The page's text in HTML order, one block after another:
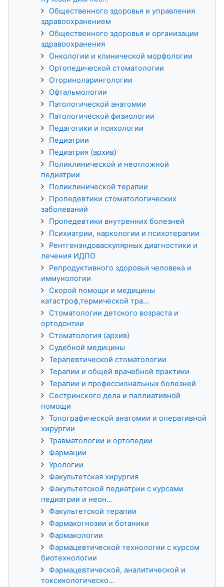
Общественного здоровья и управления
здравоохранением
Общественного здоровья и организации
здравоохранения
Онкологии и клинической морфологии
Ортопедической стоматологии
Оториноларингологии
Офтальмологии
Патологической анатомии
Патологической физиологии
Педагогики и психологии
Педиатрии
Педиатрия (архив)
Поликлинической и неотложной
педиатрии
Поликлинической терапии
Пропедевтики стоматологических
заболеваний
Пропедевтики внутренних болезней
Психиатрии, наркологии и психотерапии
Рентгенэндоваскулярных диагностики и
лечения ИДПО
Репродуктивного здоровья человека и
иммунологии
Скорой помощи и медицины
катастроф,термической тра...
Стоматологии детского возраста и
ортодонтии
Стоматология (архив)
Судебной медицины
Терапевтической стоматологии
Терапии и общей врачебной практики
Терапии и профессиональных болезней
Сестринского дела и паллиативной
помощи
Топографической анатомии и оперативной
хирургии
Травматологии и ортопедии
Фармации
Урологии
Факультетская хирургия
Факультетской педиатрии с курсами
педиатрии и неон...
Факультетской терапии
Фармакогнозии и ботаники
Фармакологии
Фармацевтической технологии с курсом
биотехнологии
Фармацевтической, аналитической и
токсикологическо...